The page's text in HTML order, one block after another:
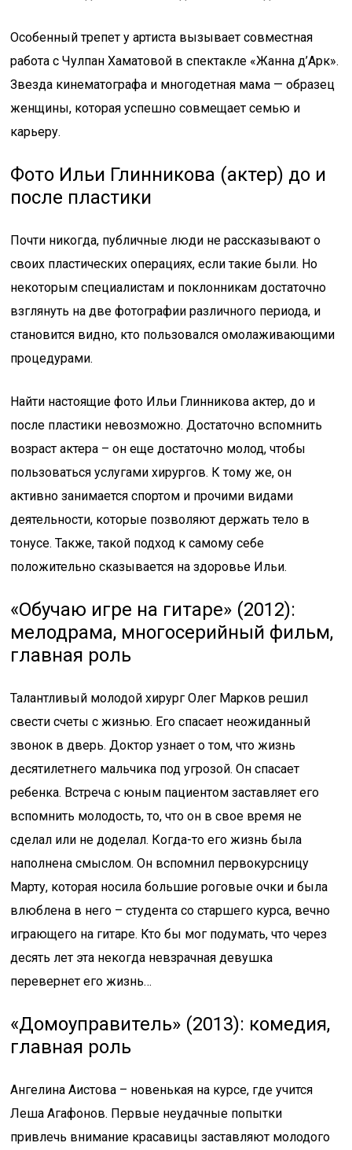
Особенный трепет у артиста вызывает совместная
работа с Чулпан Хаматовой в спектакле «Жанна д’Арк».
Звезда кинематографа и многодетная мама — образец
женщины, которая успешно совмещает семью и
карьеру.
Фото Ильи Глинникова (актер) до и
после пластики
Почти никогда, публичные люди не рассказывают о
своих пластических операциях, если такие были. Но
некоторым специалистам и поклонникам достаточно
взглянуть на две фотографии различного периода, и
становится видно, кто пользовался омолаживающими
процедурами.
Найти настоящие фото Ильи Глинникова актер, до и
после пластики невозможно. Достаточно вспомнить
возраст актера – он еще достаточно молод, чтобы
пользоваться услугами хирургов. К тому же, он
активно занимается спортом и прочими видами
деятельности, которые позволяют держать тело в
тонусе. Также, такой подход к самому себе
положительно сказывается на здоровье Ильи.
«Обучаю игре на гитаре» (2012):
мелодрама, многосерийный фильм,
главная роль
Талантливый молодой хирург Олег Марков решил
свести счеты с жизнью. Его спасает неожиданный
звонок в дверь. Доктор узнает о том, что жизнь
десятилетнего мальчика под угрозой. Он спасает
ребенка. Встреча с юным пациентом заставляет его
вспомнить молодость, то, что он в свое время не
сделал или не доделал. Когда-то его жизнь была
наполнена смыслом. Он вспомнил первокурсницу
Марту, которая носила большие роговые очки и была
влюблена в него – студента со старшего курса, вечно
играющего на гитаре. Кто бы мог подумать, что через
десять лет эта некогда невзрачная девушка
перевернет его жизнь…
«Домоуправитель» (2013): комедия,
главная роль
Ангелина Аистова – новенькая на курсе, где учится
Леша Агафонов. Первые неудачные попытки
привлечь внимание красавицы заставляют молодого